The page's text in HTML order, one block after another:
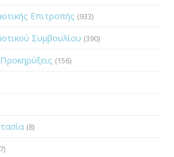
Επιτροπής (933)
Συμβουλίου (390)
(156)
(8)